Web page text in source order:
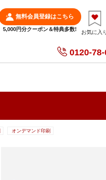
無料会員登録はこちら
5,000円分クーポン＆特典多数! お気に入
0120-
オンデマンド印刷